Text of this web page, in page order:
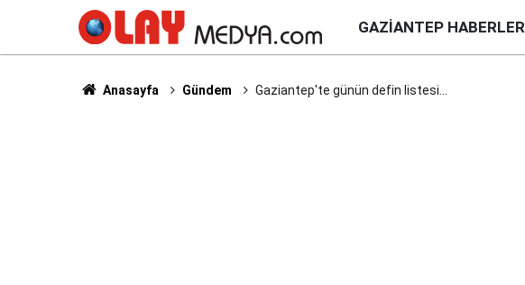
GAZIANTEP HABERLER
Anasayfa Gündem Gaziantep'te günün defin listesi...